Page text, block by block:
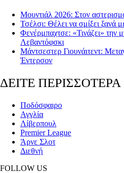
Μουντιάλ 2026: Στον
Τσέλσι: Θέλει να σμίξει ξανά
Φενέρμπαχτσε: «Τινάζει» την
Λεβαντόφσκι
Μάντσεστερ Γιουνάιτεντ:
Έντερσον
ΔΕΙΤΕ ΠΕΡΙΣΣΟΤΕΡΑ
Ποδόσφαιρο
Αγγλία
Λίβερπουλ
Premier League
Άρνε Σλοτ
Διεθνή
FOLLOW US